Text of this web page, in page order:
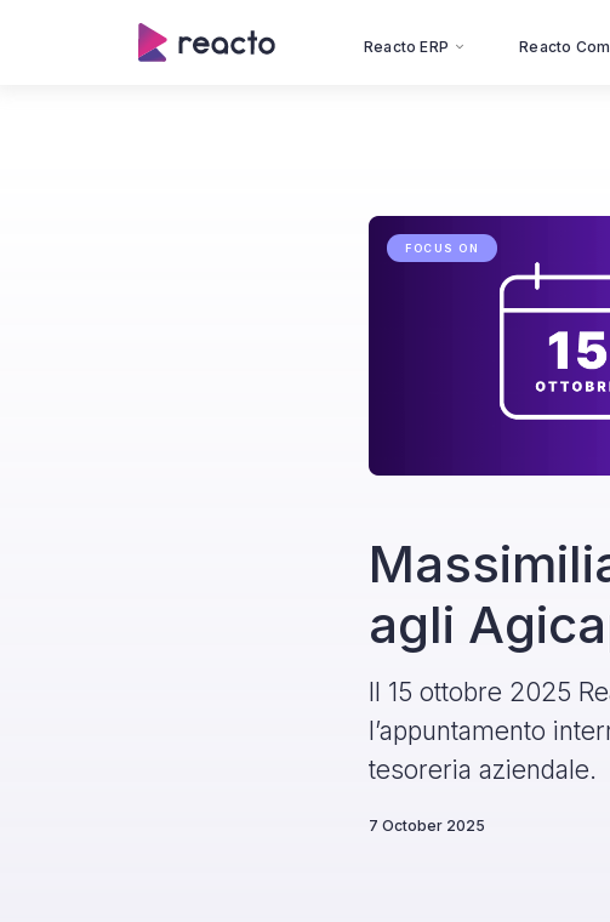
Reacto ERP Reacto
FOCUS ON
agli
Il 15 ottobre 2025
l’appuntamento
tesoreria aziendale.
7 October 2025